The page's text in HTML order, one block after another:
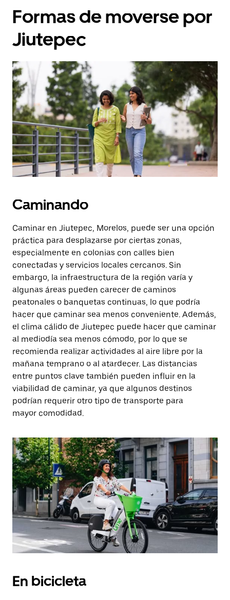
Formas de moverse por
Jiutepec
Caminando
Caminar en Jiutepec, Morelos, puede ser una opción
práctica para desplazarse por ciertas zonas,
especialmente en colonias con calles bien
conectadas y servicios locales cercanos. Sin
embargo, la infraestructura de la región varía y
algunas áreas pueden carecer de caminos
peatonales o banquetas continuas, lo que podría
hacer que caminar sea menos conveniente. Además,
el clima cálido de Jiutepec puede hacer que caminar
al mediodía sea menos cómodo, por lo que se
recomienda realizar actividades al aire libre por la
mañana temprano o al atardecer. Las distancias
entre puntos clave también pueden influir en la
viabilidad de caminar, ya que algunos destinos
podrían requerir otro tipo de transporte para
mayor comodidad.
En bicicleta